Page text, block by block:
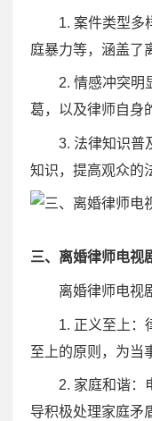
1. 案件类型多
庭暴力等，涵盖了
2. 情感冲突明
葛，以及律师自身
3. 法律知识普
知识，提高观众的
三、离婚律师电视
离婚律师电视
1. 正义至上：
至上的原则，为当
2. 家庭和谐：
导积极处理家庭矛